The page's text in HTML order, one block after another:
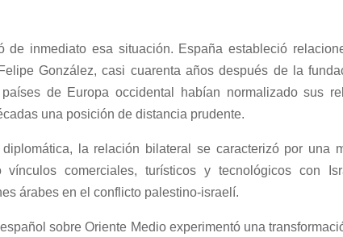
de inmediato esa situación. España estableció
González, casi cuarenta años después de la
de Europa occidental habían normalizado sus
una posición de distancia prudente.
la relación bilateral se caracterizó por una
vínculos comerciales, turísticos y tecnológicos con
árabes en el conflicto palestino-israelí.
sobre Oriente Medio experimentó una